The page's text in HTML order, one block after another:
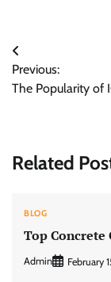
Post
navigation
Previous:
The Popularity of
Related
BLOG
Top
Admin February